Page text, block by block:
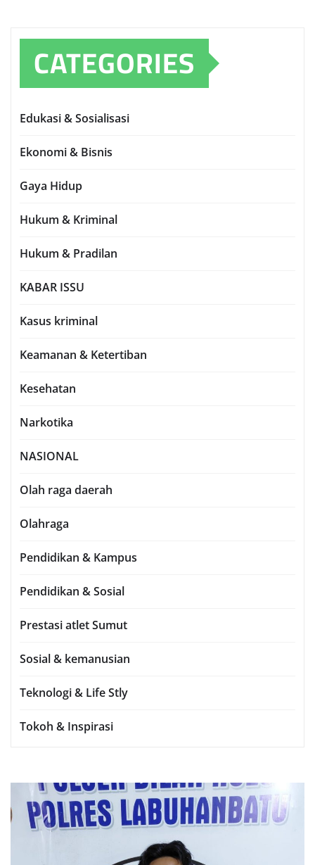
CATEGORIES
Edukasi & Sosialisasi
Ekonomi & Bisnis
Gaya Hidup
Hukum & Kriminal
Hukum & Pradilan
KABAR ISSU
Kasus kriminal
Keamanan & Ketertiban
Kesehatan
Narkotika
NASIONAL
Olah raga daerah
Olahraga
Pendidikan & Kampus
Pendidikan & Sosial
Prestasi atlet Sumut
Sosial & kemanusian
Teknologi & Life Stly
Tokoh & Inspirasi